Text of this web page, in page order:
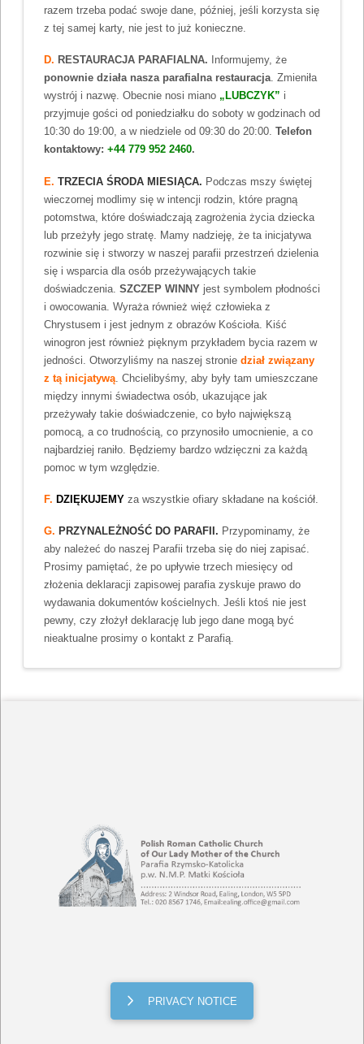
razem trzeba podać swoje dane, później, jeśli korzysta się
z tej samej karty, nie jest to już konieczne.
D. RESTAURACJA PARAFIALNA. Informujemy, że
ponownie działa nasza parafialna restauracja. Zmieniła
wystrój i nazwę. Obecnie nosi miano „LUBCZYK” i
przyjmuje gości od poniedziałku do soboty w godzinach od
10:30 do 19:00, a w niedziele od 09:30 do 20:00. Telefon
kontaktowy: +44 779 952 2460.
E. TRZECIA ŚRODA MIESIĄCA. Podczas mszy świętej
wieczornej modlimy się w intencji rodzin, które pragną
potomstwa, które doświadczają zagrożenia życia dziecka
lub przeżyły jego stratę. Mamy nadzieję, że ta inicjatywa
rozwinie się i stworzy w naszej parafii przestrzeń dzielenia
się i wsparcia dla osób przeżywających takie
doświadczenia. SZCZEP WINNYjest symbolem płodności
i owocowania. Wyraża również więź człowieka z
Chrystusem i jest jednym z obrazów Kościoła. Kiść
winogron jest również pięknym przykładem bycia razem w
jedności. Otworzyliśmy na naszej stronie dział związany
z tą inicjatywą. Chcielibyśmy, aby były tam umieszczane
między innymi świadectwa osób, ukazujące jak
przeżywały takie doświadczenie, co było największą
pomocą, a co trudnością, co przynosiło umocnienie, a co
najbardziej raniło. Będziemy bardzo wdzięczni za każdą
pomoc w tym względzie.
F. DZIĘKUJEMY za wszystkie ofiary składane na kościół.
G. PRZYNALEŻNOŚĆ DO PARAFII. Przypominamy, że
aby należeć do naszej Parafii trzeba się do niej zapisać.
Prosimy pamiętać, że po upływie trzech miesięcy od
złożenia deklaracji zapisowej parafia zyskuje prawo do
wydawania dokumentów kościelnych. Jeśli ktoś nie jest
pewny, czy złożył deklarację lub jego dane mogą być
nieaktualne prosimy o kontakt z Parafią.
PRIVACY NOTICE